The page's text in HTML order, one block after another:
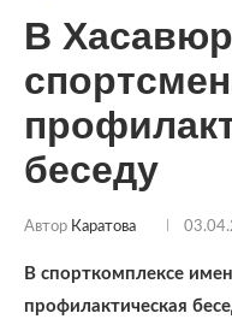
В
беседу
Автор Каратова
В спорткомплексе
профилактическая